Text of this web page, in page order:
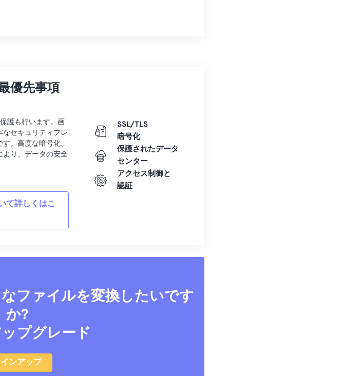
優先事項
護も行います。画
セキュリティフレ
。高度な暗号化、
より、データの安全
て詳しくはこ
SSL/TLS
暗号化
保護されたデータ
センター
アクセス制御と
認証
ファイルを変換したいです
か?
プグレード
ンアップ